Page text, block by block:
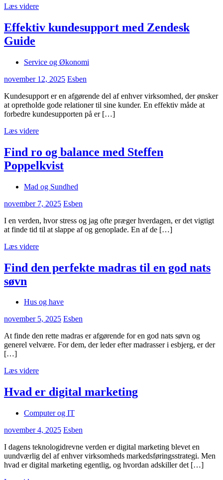
Læs videre
Effektiv kundesupport med Zendesk
Guide
Service og Økonomi
november 12, 2025 Esben
Kundesupport er en afgørende del af enhver virksomhed, der ønsker
at opretholde gode relationer til sine kunder. En effektiv måde at
forbedre kundesupporten på er […]
Læs videre
Find ro og balance med Steffen
Poppelkvist
Mad og Sundhed
november 7, 2025 Esben
I en verden, hvor stress og jag ofte præger hverdagen, er det vigtigt
at finde tid til at slappe af og genoplade. En af de […]
Læs videre
Find den perfekte madras til en god nats
søvn
Hus og have
november 5, 2025 Esben
At finde den rette madras er afgørende for en god nats søvn og
generel velvære. For dem, der leder efter madrasser i esbjerg, er der
[…]
Læs videre
Hvad er digital marketing
Computer og IT
november 4, 2025 Esben
I dagens teknologidrevne verden er digital marketing blevet en
uundværlig del af enhver virksomheds markedsføringsstrategi. Men
hvad er digital marketing egentlig, og hvordan adskiller det […]